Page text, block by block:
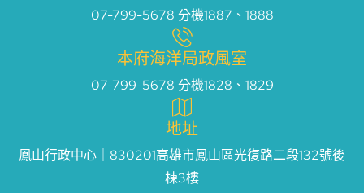
07-799-5678 分機1887、1888
本府海洋局政風室
07-799-5678 分機1828、1829
地址
鳳山行政中心｜830201高雄市鳳山區光復路二段132號後
棟3樓